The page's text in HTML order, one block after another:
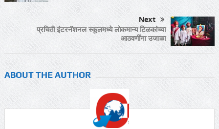
Next
प्रचिती इंटरनॅशनल स्कूलमध्ये लोकमान्य टिळकांच्या
आठवणींना उजाळा
ABOUT THE AUTHOR